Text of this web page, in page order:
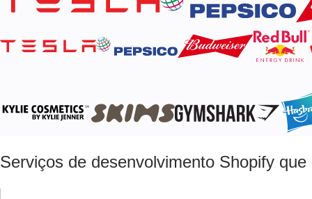
Serviços de desenvolvimento Shopify